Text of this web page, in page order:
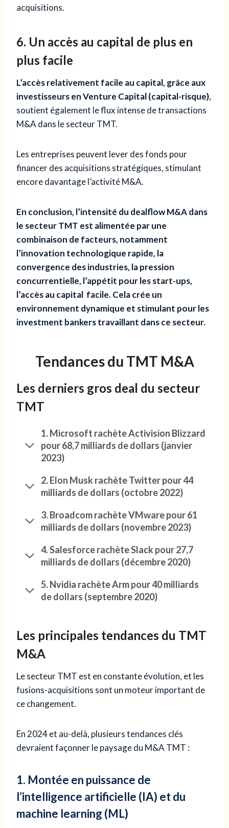
acquisitions.
6. Un accès au capital de plus en
plus facile
L’accès relativement facile au capital, grâce aux
investisseurs en Venture Capital (capital-risque),
soutient également le flux intense de transactions
M&A dans le secteur TMT.
Les entreprises peuvent lever des fonds pour
financer des acquisitions stratégiques, stimulant
encore davantage l’activité M&A.
En conclusion, l’intensité du dealflow M&A dans
le secteur TMT est alimentée par une
combinaison de facteurs, notamment
l’innovation technologique rapide, la
convergence des industries, la pression
concurrentielle, l’appétit pour les start-ups,
l’accès au capital facile. Cela crée un
environnement dynamique et stimulant pour les
investment bankers travaillant dans ce secteur.
Tendances du TMT M&A
Les derniers gros deal du secteur
TMT
1. Microsoft rachète Activision Blizzard
pour 68,7 milliards de dollars (janvier
2023)
2. Elon Musk rachète Twitter pour 44
milliards de dollars (octobre 2022)
3. Broadcom rachète VMware pour 61
milliards de dollars (novembre 2023)
4. Salesforce rachète Slack pour 27,7
milliards de dollars (décembre 2020)
5. Nvidia rachète Arm pour 40 milliards
de dollars (septembre 2020)
Les principales tendances du TMT
M&A
Le secteur TMT est en constante évolution, et les
fusions-acquisitions sont un moteur important de
ce changement.
En 2024 et au-delà, plusieurs tendances clés
devraient façonner le paysage du M&A TMT :
1. Montée en puissance de
l’intelligence artificielle (IA) et du
machine learning (ML)